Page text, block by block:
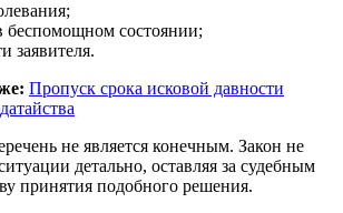
беспомощном состоянии;
заявителя.
Пропуск срока исковой давности
не является конечным. Закон не
детально, оставляя за судебным
принятия подобного решения.